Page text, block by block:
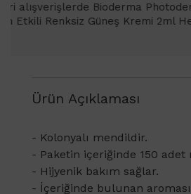
1000 TL ve
SPF 50+
Ürün Açıklaması
- Kolonyalı mendildir.
- Paketin içeriğinde 150
- Hijyenik bakım sağlar.
- İçeriğinde bulunan